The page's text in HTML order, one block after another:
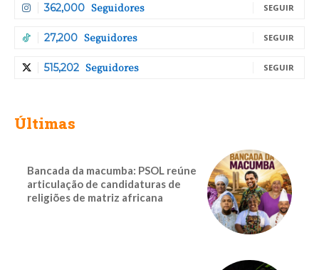
362,000 Seguidores SEGUIR
27,200 Seguidores SEGUIR
515,202 Seguidores SEGUIR
Últimas
Bancada da macumba: PSOL reúne
articulação de candidaturas de
religiões de matriz africana